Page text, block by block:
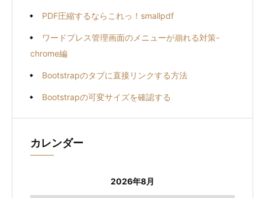
PDF圧縮するならこれっ！smallpdf
ワードプレス管理画面のメニューが崩れる対策-
chrome編
Bootstrapのタブに直接リンクする方法
Bootstrapの可変サイズを確認する
カレンダー
2026年8月